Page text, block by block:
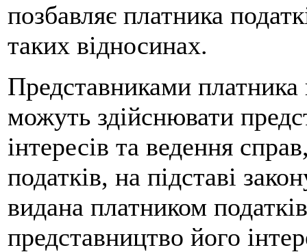
позбавляє платника
таких відносинах.
Представниками платника
можуть здійснювати
інтересів та ведення
податків, на підставі
видана платником
представництво його